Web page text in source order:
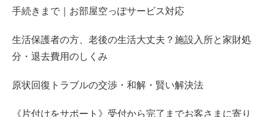
手続きまで｜お部屋空っぽサービス対応
生活保護者の方、老後の生活大丈夫？施設入所と家財処
分・退去費用のしくみ
原状回復トラブルの交渉・和解・賢い解決法
《片付けをサポート》受付から完了までお客さまに寄り